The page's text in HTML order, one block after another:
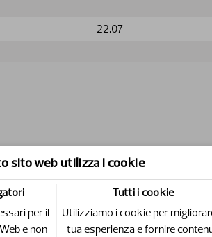
22.07
SE Silocut 150 SE
sito web utilizza i cookie
per il
e non
Tutti i cookie
Utilizziamo i cookie per
tua esperienza e fornire